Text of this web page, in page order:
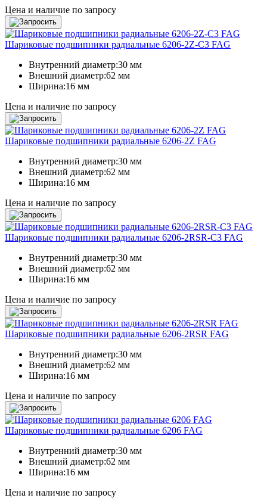
Цена и наличие по запросу
Шариковые подшипники радиальные 6206-2Z-C3 FAG
Внутренний диаметр:30 мм
Внешний диаметр:62 мм
Ширина:16 мм
Цена и наличие по запросу
Шариковые подшипники радиальные 6206-2Z FAG
Внутренний диаметр:30 мм
Внешний диаметр:62 мм
Ширина:16 мм
Цена и наличие по запросу
Шариковые подшипники радиальные 6206-2RSR-C3 FAG
Внутренний диаметр:30 мм
Внешний диаметр:62 мм
Ширина:16 мм
Цена и наличие по запросу
Шариковые подшипники радиальные 6206-2RSR FAG
Внутренний диаметр:30 мм
Внешний диаметр:62 мм
Ширина:16 мм
Цена и наличие по запросу
Шариковые подшипники радиальные 6206 FAG
Внутренний диаметр:30 мм
Внешний диаметр:62 мм
Ширина:16 мм
Цена и наличие по запросу